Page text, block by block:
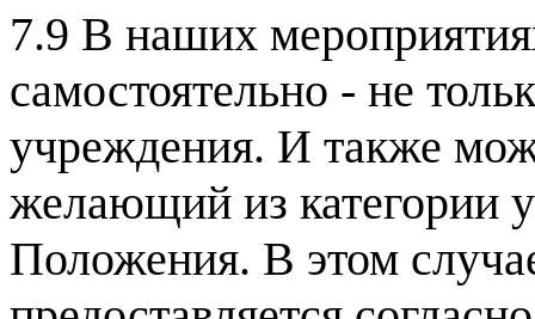
7.9 В наших
самостоятельно - не
учреждения. И также
желающий из категории
Положения. В этом